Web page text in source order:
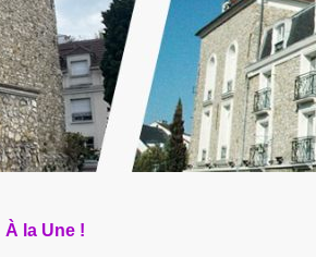
À la Une !